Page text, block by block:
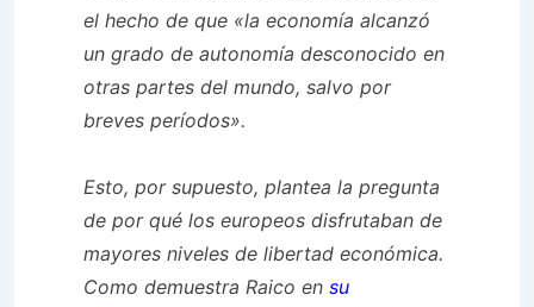
el hecho de que «la economía alcanzó
un grado de autonomía desconocido en
otras partes del mundo, salvo por
breves períodos».
Esto, por supuesto, plantea la pregunta
de por qué los europeos disfrutaban de
mayores niveles de libertad económica.
Como demuestra Raico en su